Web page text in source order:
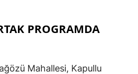
PROGRAMDA
Mahallesi, Kapullu